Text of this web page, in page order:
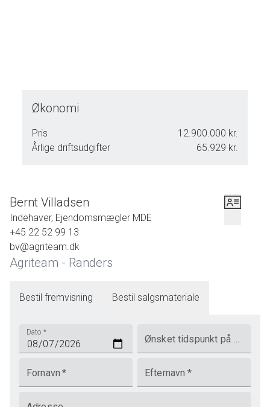
Økonomi
Pris
12.900.000 kr.
Årlige driftsudgifter
65.929 kr.
Bernt Villadsen
Indehaver, Ejendomsmægler MDE
+45 22 52 99 13
bv@agriteam.dk
Agriteam - Randers
Bestil fremvisning Bestil salgsmateriale
Dato *
Ønsket tidspunkt på dagen
Fornavn * Efternavn *